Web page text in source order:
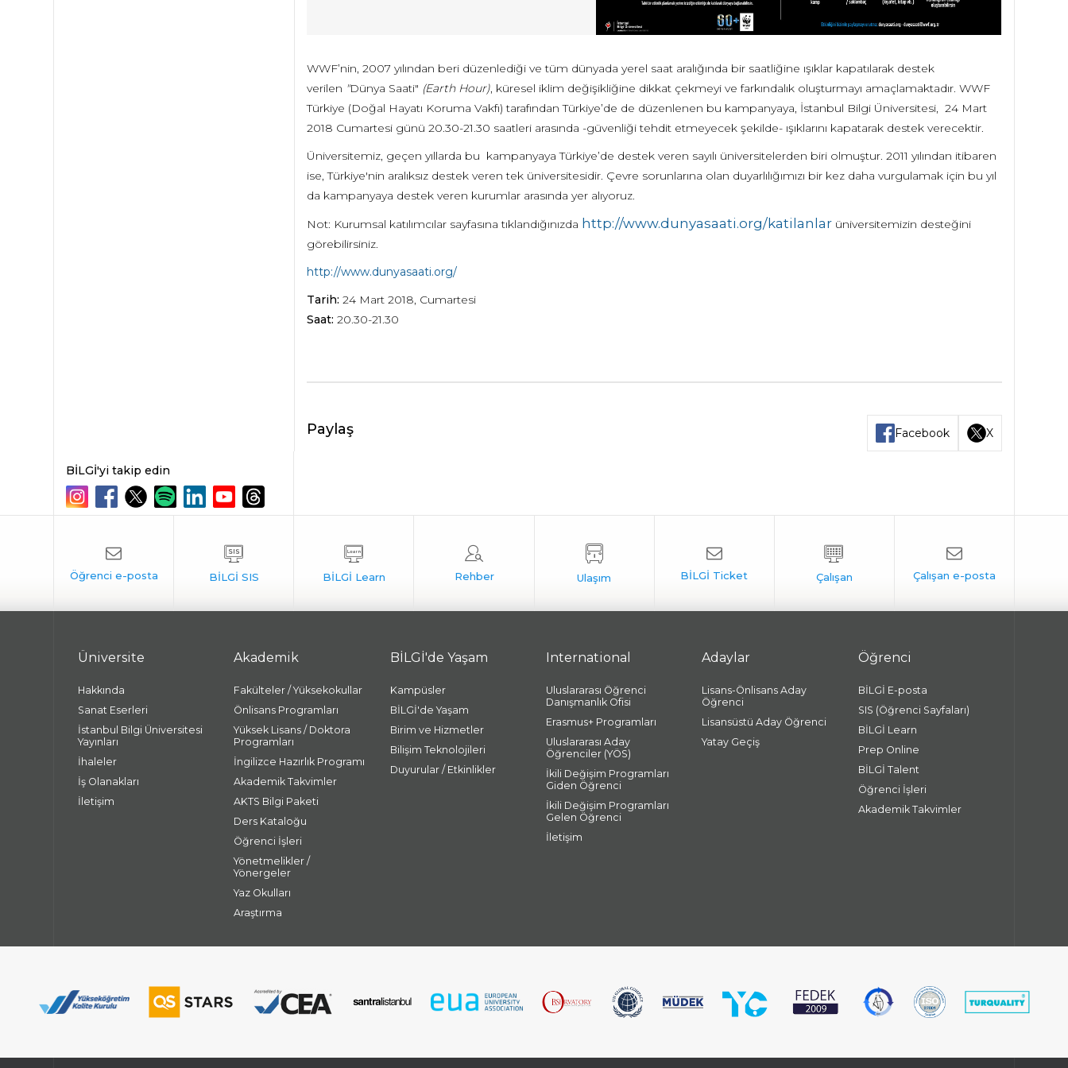
WWF’nin, 2007 yılından beri düzenlediği ve tüm dünyada yerel saat aralığında bir saatliğine ışıklar kapatılarak destek
verilen "Dünya Saati" (Earth Hour), küresel iklim değişikliğine dikkat çekmeyi ve farkındalık oluşturmayı amaçlamaktadır. WWF
Türkiye (Doğal Hayatı Koruma Vakfı) tarafından Türkiye’de de düzenlenen bu kampanyaya, İstanbul Bilgi Üniversitesi, 24 Mart
2018 Cumartesi günü 20.30-21.30 saatleri arasında -güvenliği tehdit etmeyecek şekilde- ışıklarını kapatarak destek verecektir.
Üniversitemiz, geçen yıllarda bu kampanyaya Türkiye’de destek veren sayılı üniversitelerden biri olmuştur. 2011 yılından itibaren
ise, Türkiye'nin aralıksız destek veren tek üniversitesidir. Çevre sorunlarına olan duyarlılığımızı bir kez daha vurgulamak için bu yıl
da kampanyaya destek veren kurumlar arasında yer alıyoruz.
Not: Kurumsal katılımcılar sayfasına tıklandığınızda http://www.dunyasaati.org/katilanlarüniversitemizin desteğini
görebilirsiniz.
http://www.dunyasaati.org/
Tarih: 24 Mart 2018, Cumartesi
Saat: 20.30-21.30
Paylaş Facebook X
BİLGİ'yi takip edin
Üniversite
Hakkında
Sanat Eserleri
İstanbul Bilgi Üniversitesi
Yayınları
İhaleler
İş Olanakları
İletişim
Akademik
Fakülteler / Yüksekokullar
Önlisans Programları
Yüksek Lisans / Doktora
Programları
İngilizce Hazırlık Programı
Akademik Takvimler
AKTS Bilgi Paketi
Ders Kataloğu
Öğrenci İşleri
Yönetmelikler /
Yönergeler
Yaz Okulları
Araştırma
BİLGİ'de Yaşam
Kampüsler
BİLGİ'de Yaşam
Birim ve Hizmetler
Bilişim Teknolojileri
Duyurular / Etkinlikler
International
Uluslararası Öğrenci
Danışmanlık Ofisi
Erasmus+ Programları
Uluslararası Aday
Öğrenciler (YÖS)
İkili Değişim Programları
Giden Öğrenci
İkili Değişim Programları
Gelen Öğrenci
İletişim
Adaylar
Lisans-Önlisans Aday
Öğrenci
Lisansüstü Aday Öğrenci
Yatay Geçiş
Öğrenci
BİLGİ E-posta
SIS (Öğrenci Sayfaları)
BİLGİ Learn
Prep Online
BİLGİ Talent
Öğrenci İşleri
Akademik Takvimler